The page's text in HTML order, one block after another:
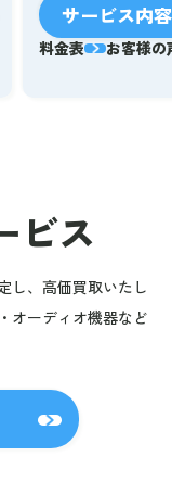
サービス内容
料金表 お客様の
ビス
し、高価買取いたし
オーディオ機器など